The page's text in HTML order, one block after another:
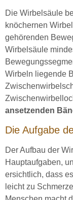
Die Wirbelsäule
knöchernen
gehörenden
Wirbelsäule
Wirbeln liegende
ansetzenden
Die Aufgabe
Der Aufbau der
Hauptaufgaben,
ersichtlich, dass
leicht zu